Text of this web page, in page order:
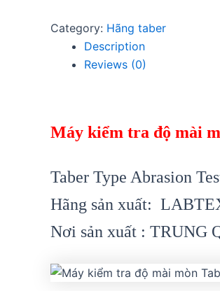
Category: Hãng taber
Description
Reviews (0)
Máy kiểm tra độ mài
Taber Type Abrasion
Hãng sản xuất:
Nơi sản xuất : TRUNG